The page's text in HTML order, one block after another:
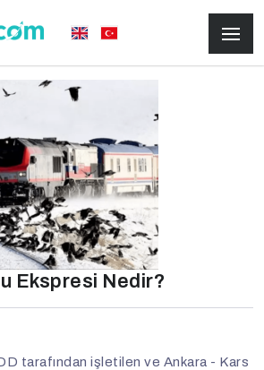
Ekspresi Nedir?
tarafından işletilen ve Ankara - Kars